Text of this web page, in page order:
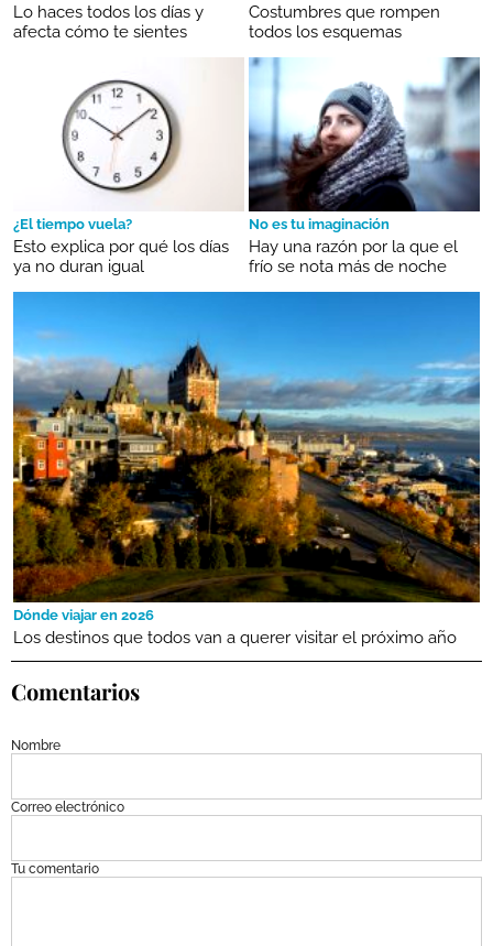
Lo haces todos los días y
afecta cómo te sientes
Costumbres que rompen
todos los esquemas
¿El tiempo vuela?
Esto explica por qué los días
ya no duran igual
No es tu imaginación
Hay una razón por la que el
frío se nota más de noche
Dónde viajar en 2026
Los destinos que todos van a querer visitar el próximo año
Comentarios
Nombre
Correo electrónico
Tu comentario